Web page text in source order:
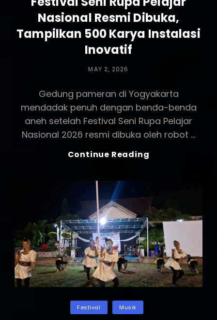
Nasional Resmi Dibuka,
Tampilkan 500 Karya Instalasi
Inovatif
POSTED
MAY 2, 2026
Gedung pameran di Yogyakarta
mendadak penuh dengan benda-benda
aneh setelah Festival Seni Rupa Pelajar
Nasional 2026 resmi dibuka oleh robot …
Continue Reading
Nasional
Resmi
Dibuka,
Tampilkan
500
Karya
Instalasi
Inovatif
Categories
Festival Musik